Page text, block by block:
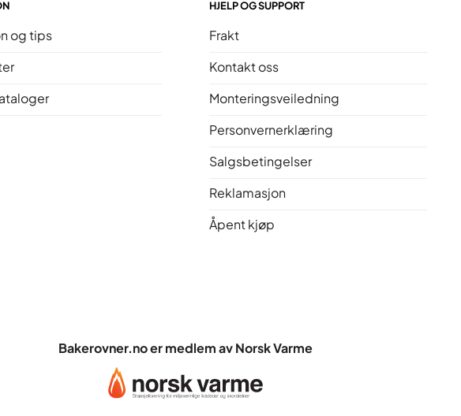
og tips
HJELP OG SUPPORT
Frakt
Kontakt oss
Monteringsveiledning
Personvernerklæring
Salgsbetingelser
Reklamasjon
Åpent kjøp
Bakerovner.no er medlem av Norsk Varme